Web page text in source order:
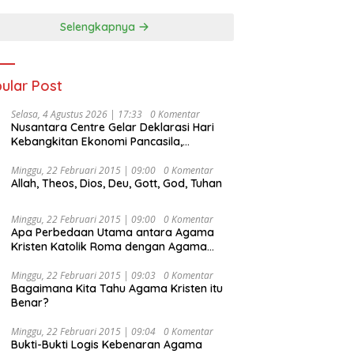
Selengkapnya
Post
Selasa, 4 Agustus 2026 | 17:33 0 Komentar
Nusantara Centre Gelar Deklarasi Hari
Kebangkitan Ekonomi Pancasila,
Djojohadikusumo Anti Penjajahan
(Pergolakan Ekonomi Politik Indonesia) &
Undang Perekonomian Nasional dan
Kesejahteraan Sosial dalam Menata
Bangsa Menuju Indonesia Emas 2045”,
Minggu, 22 Februari 2015 | 09:00 0 Komentar
Allah, Theos, Dios, Deu, Gott, God, Tuhan
Minggu, 22 Februari 2015 | 09:00 0 Komentar
Apa Perbedaan Utama antara Agama
Kristen Katolik Roma dengan Agama
Minggu, 22 Februari 2015 | 09:03 0 Komentar
Bagaimana Kita Tahu Agama Kristen itu
Benar?
Minggu, 22 Februari 2015 | 09:04 0 Komentar
Bukti-Bukti Logis Kebenaran Agama